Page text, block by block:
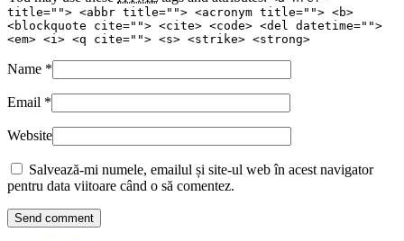
title=""> <abbr title=""> <acronym title=""> <b>
<blockquote cite=""> <cite> <code> <del datetime="">
<em> <i> <q cite=""> <s> <strike> <strong>
Name *
Email *
Website
Salvează-mi numele, emailul și site-ul web în acest navigator
pentru data viitoare când o să comentez.